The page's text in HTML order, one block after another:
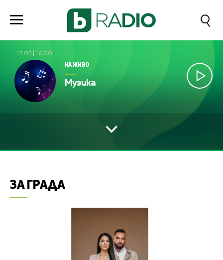
15:05 16:00
НА ЖИВО
Музика
ЗА ГРАДА